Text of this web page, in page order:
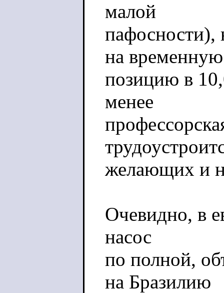
малой
пафосности),
на временную
позицию в
менее
желающих и
Очевидно, в
насос
по полной,
на Бразилию